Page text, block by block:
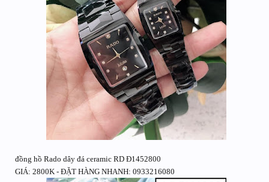
đồng hồ Rado dây đá ceramic RD Đ1452800
GIÁ: 2800K - ĐẶT HÀNG NHANH: 0933216080